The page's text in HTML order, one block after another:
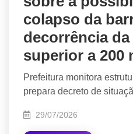
colapso da
decorrência
superior a 200
Prefeitura monitora
prepara decreto de
29/07/2026